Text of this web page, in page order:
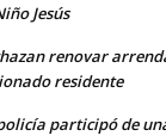
Jesús
renovar
residente
participó de